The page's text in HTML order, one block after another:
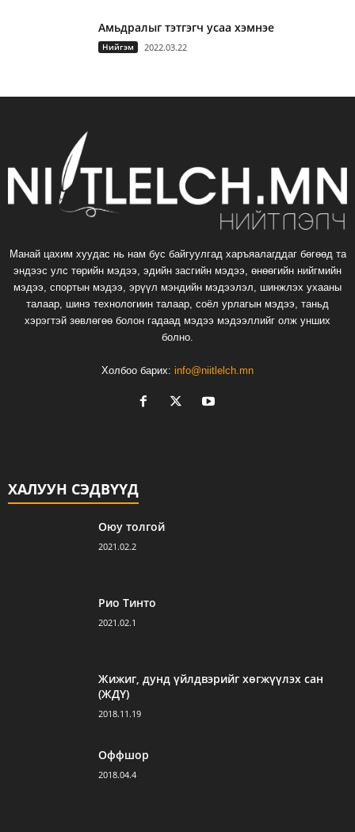
Амьдралыг тэтгэгч усаа хэмнэе
Нийгэм 2022.03.22
Манай цахим хуудас нь нам бус байгуулгад харъяалагддаг бөгөөд та
эндээс улс төрийн мэдээ, эдийн засгийн мэдээ, өнөөгийн нийгмийн
мэдээ, спортын мэдээ, эрүүл мэндийн мэдээлэл, шинжлэх ухааны
талаар, шинэ технологиин талаар, соёл урлагын мэдээ, таньд
хэрэгтэй зөвлөгөө болон гадаад мэдээ мэдээллийг олж унших
болно.
Холбоо барих: info@niitlelch.mn
ХАЛУУН СЭДВҮҮД
Оюу толгой
2021.02.2
Рио Тинто
2021.02.1
Жижиг, дунд үйлдвэрийг хөгжүүлэх сан
(ЖДҮ)
2018.11.19
Оффшор
2018.04.4